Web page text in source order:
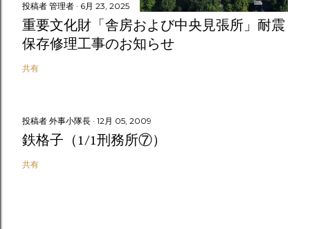
投稿者 管理者 6月 23, 2025
重要文化財「舎房および中央見張所」耐震
保存修理工事のお知らせ
共有
投稿者 外事小隊長 12月 05, 2009
鉄格子（1/1刑務所⑦）
共有